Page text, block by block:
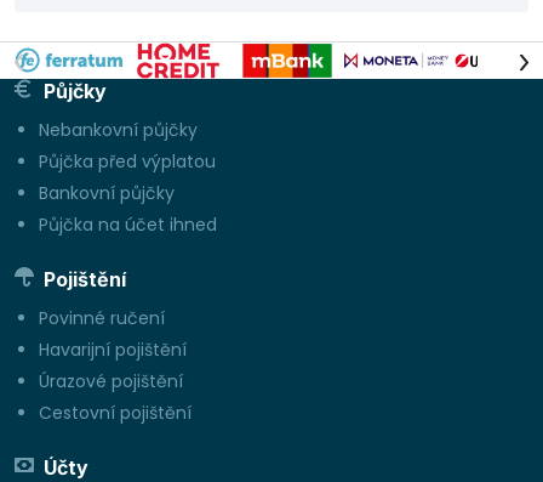
Půjčky
Nebankovní půjčky
Půjčka před výplatou
Bankovní půjčky
Půjčka na účet ihned
Pojištění
Povinné ručení
Havarijní pojištění
Úrazové pojištění
Cestovní pojištění
Účty